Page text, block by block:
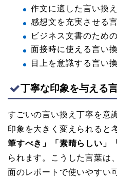
作文に適した言い換え
感想文を充実させる
ビジネス文書のため
面接時に使える言い換
目上を意識する言い換
丁寧な印象を与える
すごいの言い換え丁寧を意
印象を大きく変えられると
筆すべき」「素晴らしい」
られます。こうした言葉は
面のレポートで使いやすい